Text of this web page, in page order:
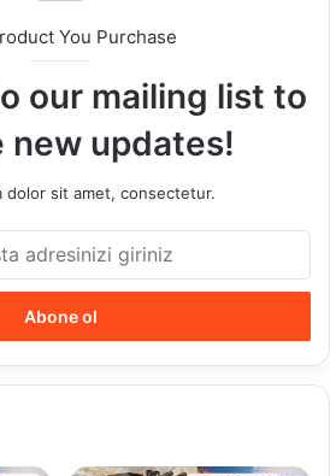
You Purchase
our mailing list to
new updates!
dolor sit amet, consectetur.